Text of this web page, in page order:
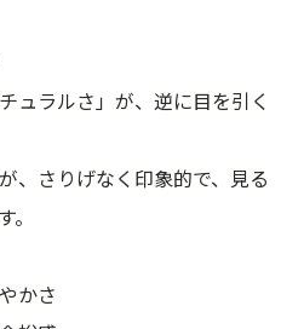
ュラルさ」が、逆に目を引く
、さりげなく印象的で、見る
かさ